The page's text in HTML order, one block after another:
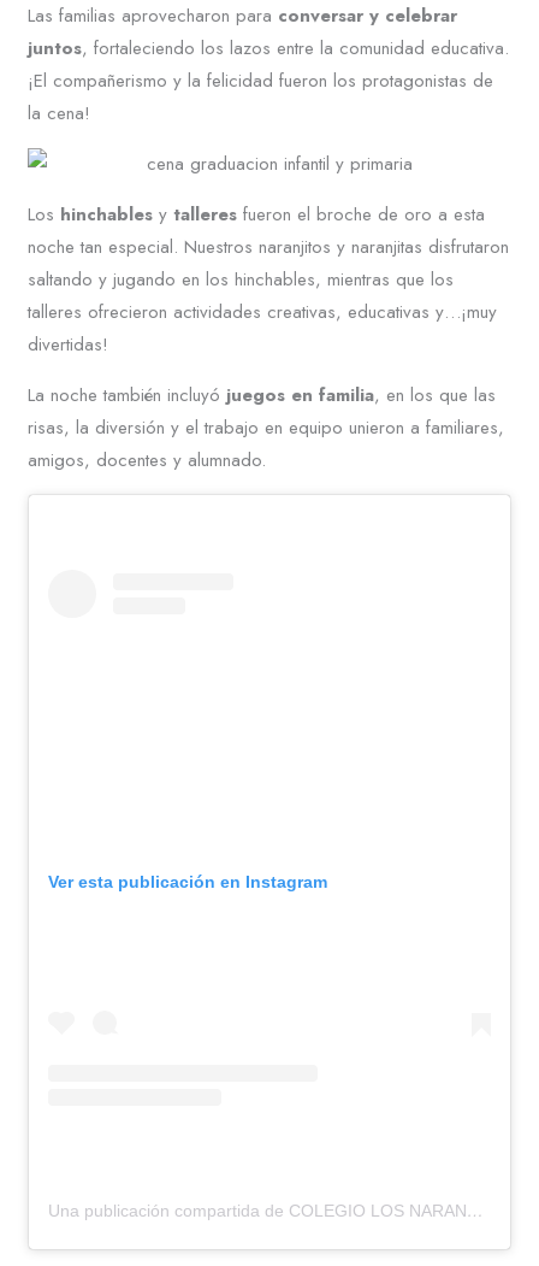
Las familias aprovecharon para conversar y celebrar
juntos, fortaleciendo los lazos entre la comunidad educativa.
¡El compañerismo y la felicidad fueron los protagonistas de
la cena!
Los hinchables ytalleres fueron el broche de oro a esta
noche tan especial. Nuestros naranjitos y naranjitas disfrutaron
saltando y jugando en los hinchables, mientras que los
talleres ofrecieron actividades creativas, educativas y…¡muy
divertidas!
La noche también incluyó juegos en familia, en los que las
risas, la diversión y el trabajo en equipo unieron a familiares,
amigos, docentes y alumnado.
Ver esta publicación en Instagram
Una publicación compartida de COLEGIO LOS NARANJOS (@colegiolosnaranjos)